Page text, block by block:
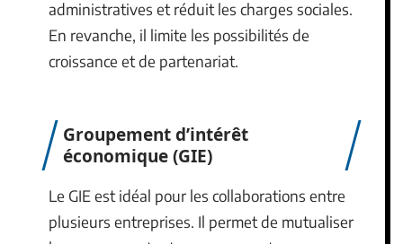
administratives et réduit les charges sociales.
En revanche, il limite les possibilités de
croissance et de partenariat.
Groupement d’intérêt
économique (GIE)
Le GIE est idéal pour les collaborations entre
plusieurs entreprises. Il permet de mutualiser